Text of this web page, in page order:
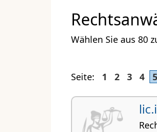
Wählen Sie aus 80
Seite: 1 2 3 4 5